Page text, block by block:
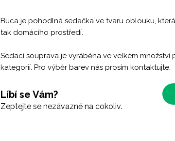
Buca je pohodlná sedačka ve tvaru oblouku,
tak domácího prostředí.
Sedací souprava je vyráběna ve velkém
kategorií. Pro výběr barev nás prosím kontaktujte.
Líbí se Vám?
Zeptejte se nezávazně na cokoliv.